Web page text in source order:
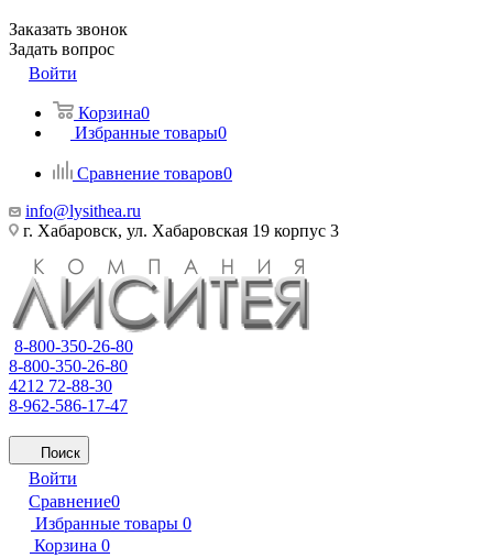
Заказать звонок
Задать вопрос
Войти
Корзина0
Избранные товары0
Сравнение товаров0
info@lysithea.ru
г. Хабаровск, ул. Хабаровская 19 корпус 3
8-800-350-26-80
8-800-350-26-80
4212 72-88-30
8-962-586-17-47
Поиск
Войти
Сравнение0
Избранные товары 0
Корзина 0